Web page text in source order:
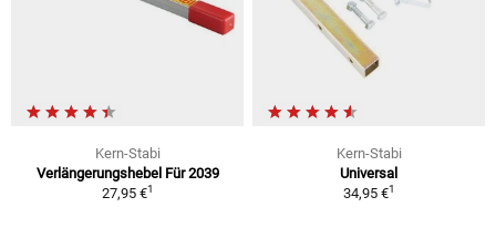
Kern-Stabi
Verlängerungshebel Für 2039
27,95 €1
Kern-Stabi
Universal
34,95 €1